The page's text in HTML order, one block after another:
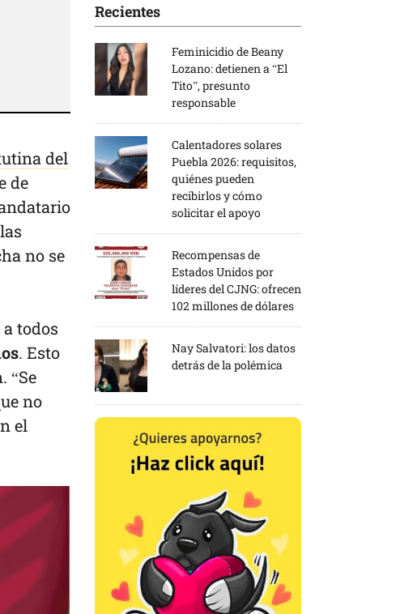
del
de
no se
todos
. Esto
“Se
no
el
Recientes
Feminicidio de Beany
Lozano: detienen a “El
Tito”, presunto
responsable
Calentadores solares
Puebla 2026: requisitos,
quiénes pueden
recibirlos y cómo
solicitar el apoyo
Recompensas de
Estados Unidos por
líderes del CJNG: ofrecen
102 millones de dólares
Nay Salvatori: los datos
detrás de la polémica